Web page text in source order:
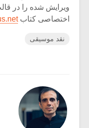
ویرایش شده را در
اختصاصی کتاب
نقد موسیقی